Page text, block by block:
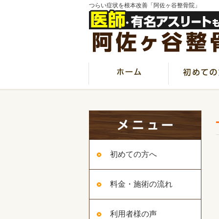
つらい症状を根本改善「阿佐ヶ谷整骨院」
初めての方へ
料金・施術の流れ
利用者様の声